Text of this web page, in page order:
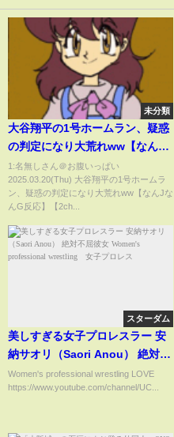
未分類
大谷翔平の1号ホームラン、疑惑
の判定になり大荒れww【なんJ
なんG反応】【2ch5ch】
1:名無しさん＠お腹いっぱい
2025.03.20(Thu) 大谷翔平の1号ホームラ
ン、疑惑の判定になり大荒れww【なんJな
んG反応】【2ch...
スターダム
美しすぎる女子プロレスラー 安
納サオリ（Saori Anou） 絶対不
屈彼女 Women's professional
wrestling 女子プロレス​​​​
Women's professional wrestling LOVE
https://www.youtube.com/channel/UC...